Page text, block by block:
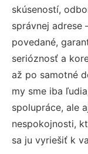
skúseností,
správnej adrese
povedané,
serióznosť a
až po samotné
my sme iba
spolupráce, ale
nespokojnosti,
sa ju vyriešiť k